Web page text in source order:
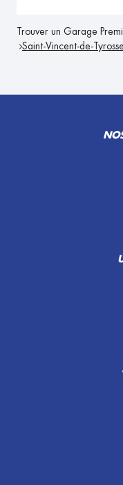
Trouver un Garage
Saint-Vincent-de-Tyrosse